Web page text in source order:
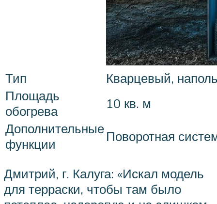
Тип
Кварцевый,
Площадь
обогрева
10 кв. м
Дополнительные
функции
Поворотная
Дмитрий, г. Калуга: «Искал модель
для терраски, чтобы там было